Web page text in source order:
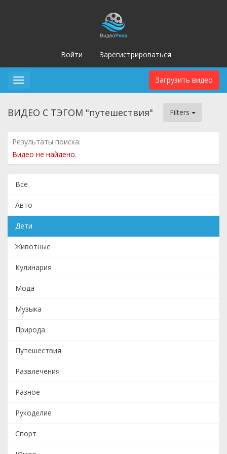
Войти Зарегистрироваться
Загрузить видео
Toggle
ВИДЕО С ТЭГОМ "путешествия" Filters
Результаты поиска:
Видео не найдено.
Все
Авто
Дети
Животные
Кулинария
Мода
Музыка
Природа
Путешествия
Развлечения
Разное
Рукоделие
Спорт